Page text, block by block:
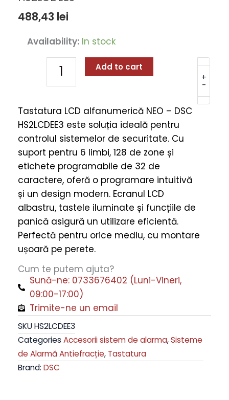
488,43 lei
Availability: In stock
-
LCD
Alfanumerică,
Caractere,
Zone,
Cablata
-
DSC
HS2LCDEE3
quantity
+
Add to cart
Tastatura LCD alfanumerică NEO – DSC
HS2LCDEE3 este soluția ideală pentru
controlul sistemelor de securitate. Cu
suport pentru 6 limbi, 128 de zone și
etichete programabile de 32 de
caractere, oferă o programare intuitivă
și un design modern. Ecranul LCD
albastru, tastele iluminate și funcțiile de
panică asigură un utilizare eficientă.
Perfectă pentru orice mediu, cu montare
ușoară pe perete.
Cum te putem ajuta?
Sună-ne: 0733676402 (Luni-Vineri,
09:00-17:00)
Trimite-ne un email
SKUHS2LCDEE3
Categories Accesorii sistem de alarma,Sisteme
de Alarmă Antiefracție, Tastatura
Brand: DSC